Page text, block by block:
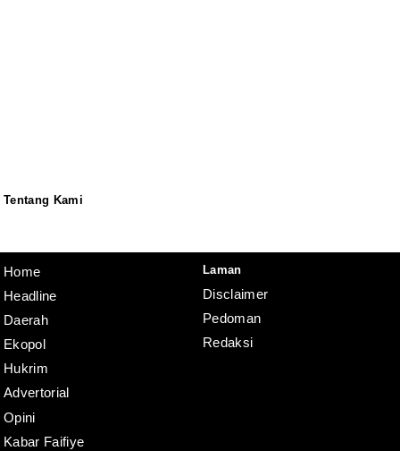
Tentang Kami
Home
Headline
Daerah
Ekopol
Hukrim
Advertorial
Opini
Kabar Faifiye
Laman
Disclaimer
Pedoman
Redaksi